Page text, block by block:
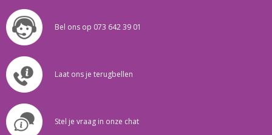
Bel ons op 073 642 39 01
Laat ons je terugbellen
Stel je vraag in onze chat